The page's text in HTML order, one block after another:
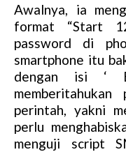
Awalnya, ia
format “Start
password di
smartphone itu
dengan isi ‘
memberitahukan
perintah, yakni
perlu
menguji script